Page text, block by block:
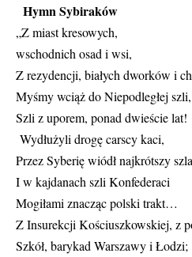
Hymn Sybiraków
„Z miast kresowych,
wschodnich osad i wsi,
Z rezydencji, białych dworków i
Myśmy wciąż do Niepodległej szli,
Szli z uporem, ponad dwieście lat!
Wydłużyli drogę carscy kaci,
Przez Syberię wiódł najkrótszy
I w kajdanach szli Konfederaci
Mogiłami znacząc polski trakt…
Z Insurekcji Kościuszkowskiej, z
Szkół, barykad Warszawy i Łodzi;